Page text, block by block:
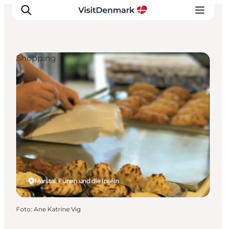
Inspiration
Regionen
Erlebnisse
Unterkünfte
Reiseplanung
Marstal, Fünen und die Inseln
Shopping
Foto: Ane Katrine Vig